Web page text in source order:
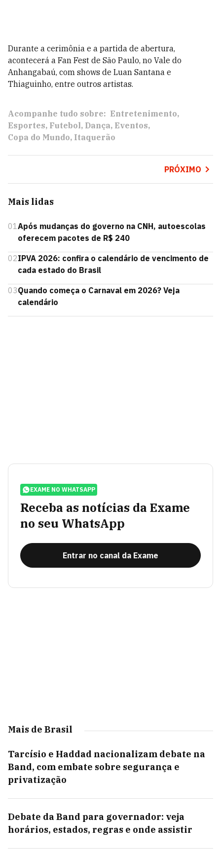
Durante a cerimônia e a partida de abertura,
acontecerá a Fan Fest de São Paulo, no Vale do
Anhangabaú, com shows de Luan Santana e
Thiaguinho, entre outros artistas.
Acompanhe tudo sobre: Entretenimento
Esportes Futebol Dança Eventos
Copa do Mundo Itaquerão
PRÓXIMO
Mais lidas
01Após mudanças do governo na CNH, autoescolas
oferecem pacotes de R$ 240
02IPVA 2026: confira o calendário de vencimento de
cada estado do Brasil
03Quando começa o Carnaval em 2026? Veja
calendário
EXAME NO WHATSAPP
Receba as notícias da Exame
no seu WhatsApp
Entrar no canal da Exame
Mais de Brasil
Tarcísio e Haddad nacionalizam debate na
Band, com embate sobre segurança e
privatização
Debate da Band para governador: veja
horários, estados, regras e onde assistir